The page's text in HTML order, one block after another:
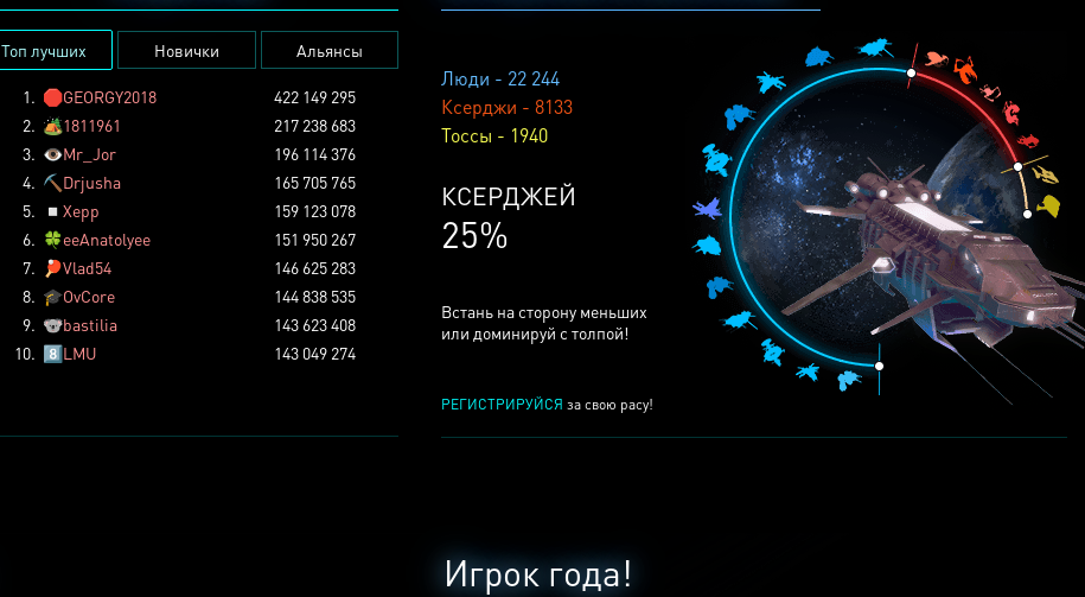
Люди - 22 244
Ксерджи - 8133
Тоссы - 1940
КСЕРДЖЕЙ
25%
Встань на сторону меньших
или доминируй с толпой!
РЕГИСТРИРУЙСЯ за свою расу!
Топ лучших Новички Альянсы
1. 🛑GEORGY2018
422 149 295
2. 🏕️1811961
217 238 683
3. 👁️Mr_Jor
196 114 376
4. ⛏️ Drjusha
165 705 765
5.
◽ Xepp
159 123 078
6. 🍀eeAnatolyee
151 950 267
7.
🏓Vlad54
146 625 283
8. 🎓OvCore
144 838 535
9. 🐨bastilia
143 623 408
10. 8️⃣LMU 143 049 274
Игрок года!